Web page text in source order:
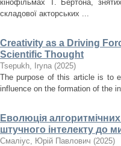
кінофільмах Т. Бертона,
складової акторських ...
Creativity as a Driving
Scientific Thought
Tsepukh, Iryna (2025)
The purpose of this article is to
influence on the formation of the
Еволюція
штучного інтелекту до
Смаліус, Юрій Павлович (2025)